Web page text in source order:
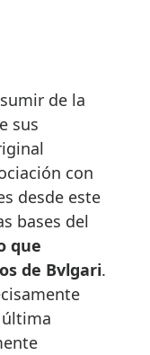
de la
sus
con
desde este
bases del
que
de Bvlgari.